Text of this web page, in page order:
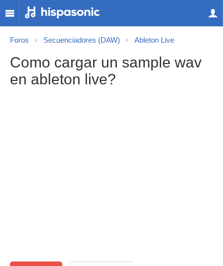
Foros Secuenciadores (DAW) Ableton Live
Como cargar un sample wav
en ableton live?